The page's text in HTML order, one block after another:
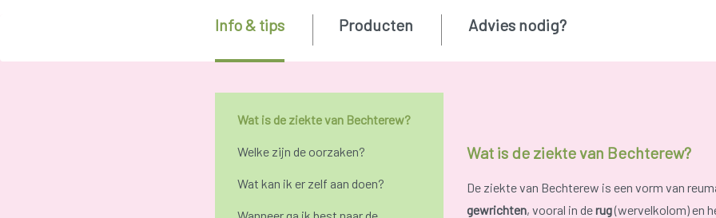
Wat is de ziekte van Bechterew?
Welke zijn de oorzaken?
Wat kan ik er zelf aan doen?
Info & tips Producten Advies nodig?
Wat is de ziekte van Bechterew?
De ziekte van Bechterew is een vorm van
gewrichten, vooral in derug(wervelkolom) en